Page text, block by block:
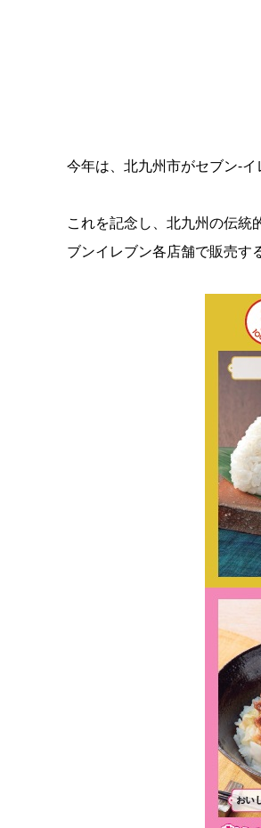
今年は、北九州市がセブン-
これを記念し、北九州の伝
ブンイレブン各店舗で販売す